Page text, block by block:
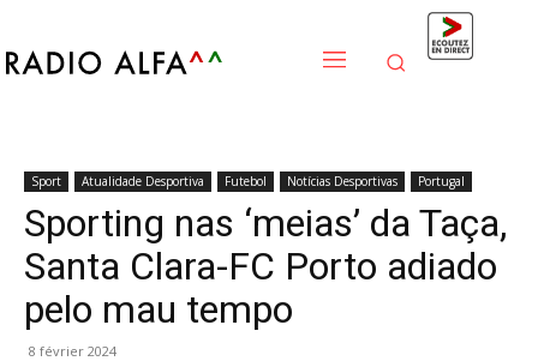
Sport Atualidade Desportiva Futebol Notícias Desportivas Portugal
Sporting nas ‘meias’ da Taça,
Santa Clara-FC Porto adiado
pelo mau tempo
8 février 2024